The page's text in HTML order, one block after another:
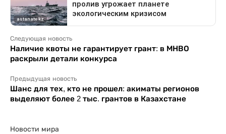
Следующая новость
Наличие квоты не гарантирует грант: в МНВО
раскрыли детали конкурса
Предыдущая новость
Шанс для тех, кто не прошел: акиматы регионов
выделяют более 2 тыс. грантов в Казахстане
Новости мира